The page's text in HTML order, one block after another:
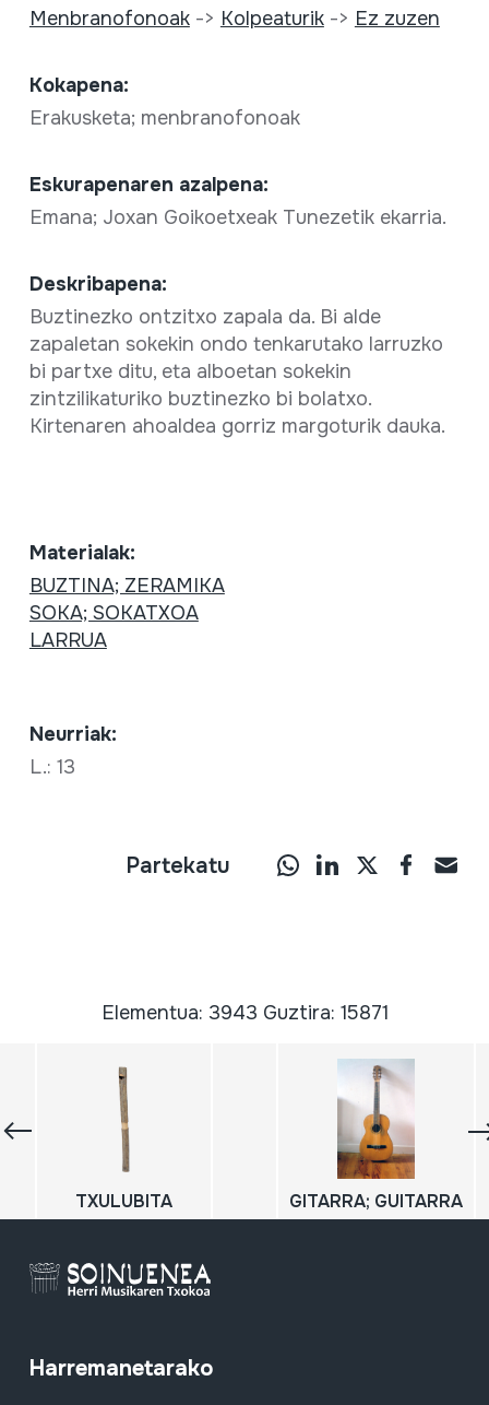
Menbranofonoak-> Kolpeaturik-> Ez zuzen
Kokapena:
Erakusketa; menbranofonoak
Eskurapenaren azalpena:
Emana; Joxan Goikoetxeak Tunezetik ekarria.
Deskribapena:
Buztinezko ontzitxo zapala da. Bi alde
zapaletan sokekin ondo tenkarutako larruzko
bi partxe ditu, eta alboetan sokekin
zintzilikaturiko buztinezko bi bolatxo.
Kirtenaren ahoaldea gorriz margoturik dauka.
Materialak:
BUZTINA; ZERAMIKA
SOKA; SOKATXOA
LARRUA
Neurriak:
L.: 13
Partekatu
Elementua: 3943 Guztira: 15871
TXULUBITA GITARRA; GUITARRA
Harremanetarako